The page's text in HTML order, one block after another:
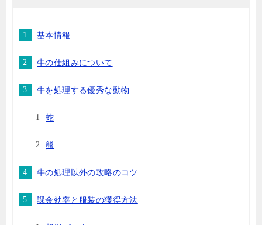
基本情報
牛の仕組みについて
牛を処理する優秀な動物
蛇
熊
牛の処理以外の攻略のコツ
課金効率と服装の獲得方法